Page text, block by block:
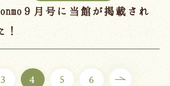
９月号に当館が掲載され
！
3 4 5 6